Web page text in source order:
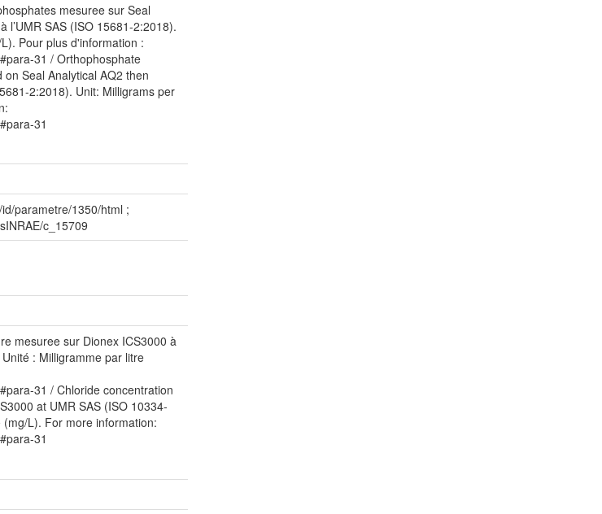
mesuree sur Seal
l’UMR SAS (ISO 15681-2:2018).
Pour plus d'information :
31 / Orthophosphate
Seal Analytical AQ2 then
2:2018). Unit: Milligrams per
31
parametre/1350/html ;
c_15709
mesuree sur Dionex ICS3000 à
: Milligramme par litre
31 / Chloride concentration
at UMR SAS (ISO 10334-
L). For more information:
31